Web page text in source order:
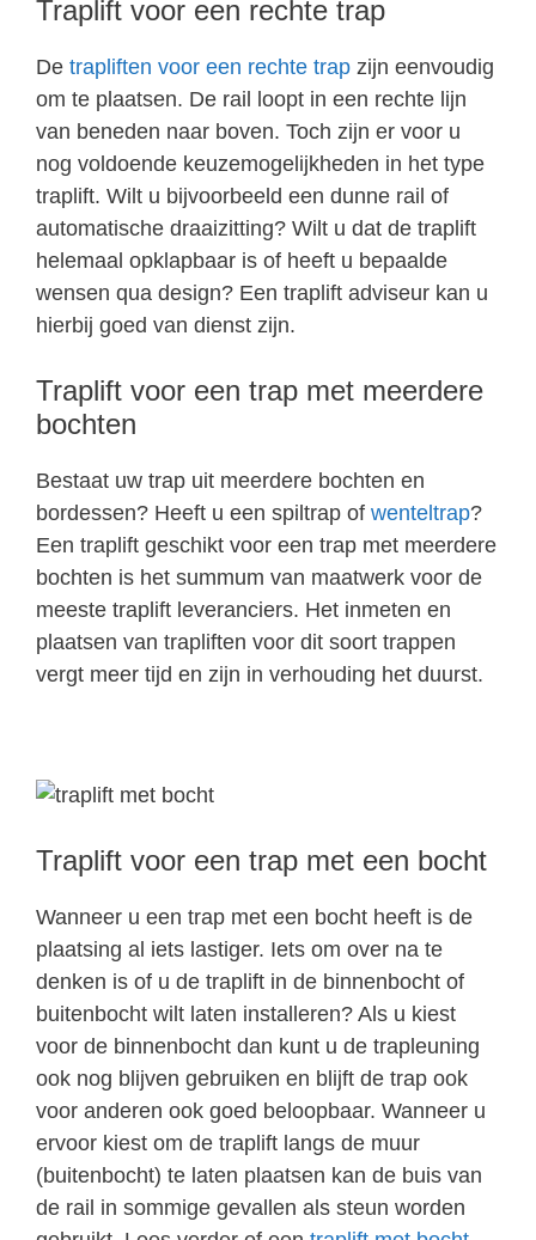
Traplift voor een rechte trap
De trapliften voor een rechte trap zijn eenvoudig
om te plaatsen. De rail loopt in een rechte lijn
van beneden naar boven. Toch zijn er voor u
nog voldoende keuzemogelijkheden in het type
traplift. Wilt u bijvoorbeeld een dunne rail of
automatische draaizitting? Wilt u dat de traplift
helemaal opklapbaar is of heeft u bepaalde
wensen qua design? Een traplift adviseur kan u
hierbij goed van dienst zijn.
Traplift voor een trap met meerdere
bochten
Bestaat uw trap uit meerdere bochten en
bordessen? Heeft u een spiltrap of wenteltrap?
Een traplift geschikt voor een trap met meerdere
bochten is het summum van maatwerk voor de
meeste traplift leveranciers. Het inmeten en
plaatsen van trapliften voor dit soort trappen
vergt meer tijd en zijn in verhouding het duurst.
Traplift voor een trap met een bocht
Wanneer u een trap met een bocht heeft is de
plaatsing al iets lastiger. Iets om over na te
denken is of u de traplift in de binnenbocht of
buitenbocht wilt laten installeren? Als u kiest
voor de binnenbocht dan kunt u de trapleuning
ook nog blijven gebruiken en blijft de trap ook
voor anderen ook goed beloopbaar. Wanneer u
ervoor kiest om de traplift langs de muur
(buitenbocht) te laten plaatsen kan de buis van
de rail in sommige gevallen als steun worden